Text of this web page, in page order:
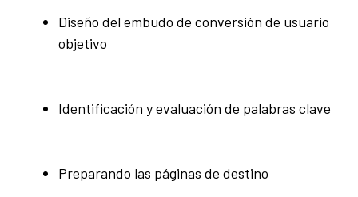
Diseño del embudo de conversión de usuario
objetivo
Identificación y evaluación de palabras clave
Preparando las páginas de destino